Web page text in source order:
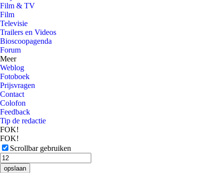
Film & TV
Film
Televisie
Trailers en Videos
Bioscoopagenda
Forum
Meer
Weblog
Fotoboek
Prijsvragen
Contact
Colofon
Feedback
Tip de redactie
FOK!
FOK!
Scrollbar gebruiken
opslaan